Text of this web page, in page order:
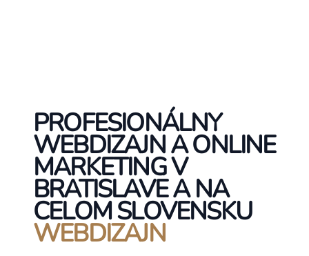
PROFESIONÁLNY
WEBDIZAJN A ONLINE
MARKETING V
BRATISLAVE A NA
CELOM SLOVENSKU
WEBDIZAJN